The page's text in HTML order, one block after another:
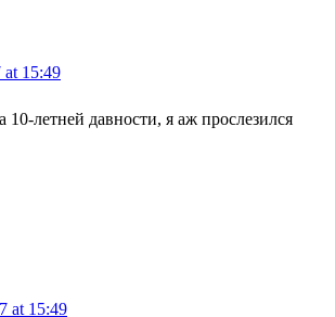
15:49
летней давности, я аж прослезился
at 15:49